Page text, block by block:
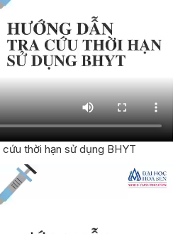
thời hạn sử dụng BHYT